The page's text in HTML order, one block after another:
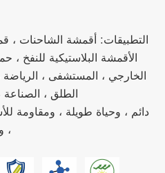
التطبيقات: أقمشة الشاحنات ،
الأقمشة البلاستيكية للنفخ ،
الخارجي ، المستشفى ، الرياضة
الطلق ،
،